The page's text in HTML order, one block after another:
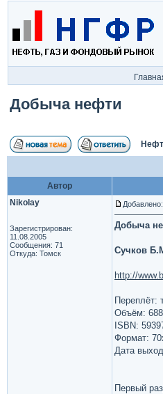
Добыча нефти
Автор
Nikolay
Зарегистрирован:
11.08.2005
Сообщения: 71
Откуда: Томск
Добыча
Сучков
http://
Переплёт:
Объём: 688
ISBN:
Формат:
Дата
Первый